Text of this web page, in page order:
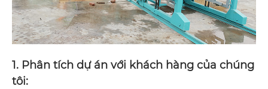
1. Phân tích dự án với khách hàng của chúng
tôi: